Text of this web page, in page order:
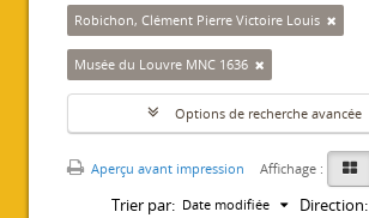
Robichon, Clément Pierre Victoire Louis
Musée du Louvre MNC 1636
Options de recherche avancée
Aperçu avant impression Affichage :
Trier par: Date modifiée Direction: